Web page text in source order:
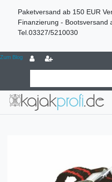
Paketversand ab 150 EUR
Finanzierung - Bootsversand
Tel.03327/5210030
Zum Blog